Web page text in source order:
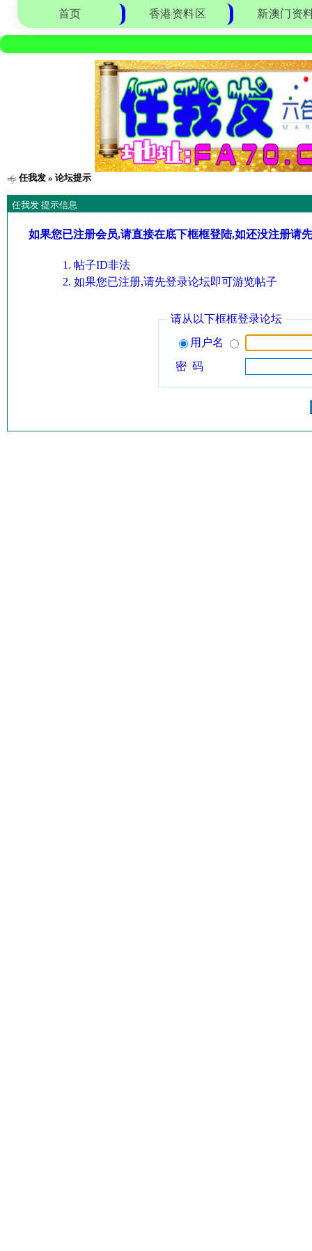
首页 香港资料区 新澳门资
任我发» 论坛提示
任我发 提示信息
如果您已注册会员,请直接在底下框框登陆,如还没注册请
帖子ID非法
如果您已注册,请先登录论坛即可游览帖子
请从以下框框登录论坛
用户名
密 码